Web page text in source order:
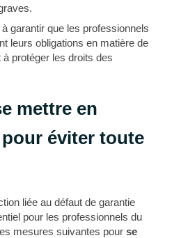
garantir que les professionnels
leurs obligations en matière de
protéger les droits des
mettre en
éviter toute
liée au défaut de garantie
pour les professionnels du
mesures suivantes pour se